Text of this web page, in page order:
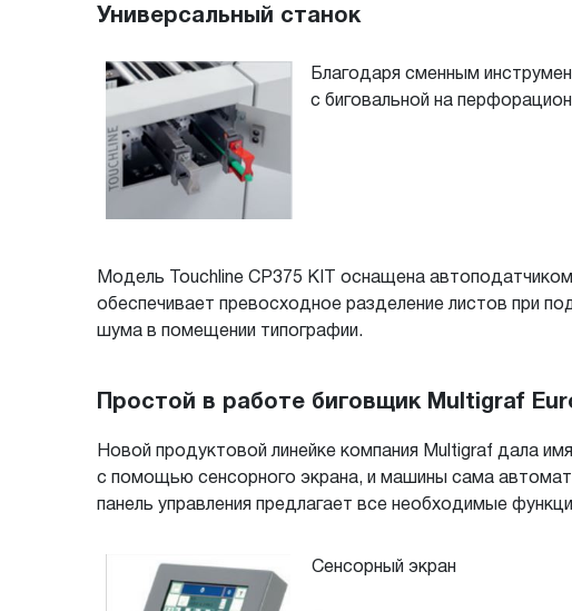
Универсальный станок
Благодаря сменным
с биговальной на
Модель Touchline CP375 KIT оснащена
обеспечивает превосходное разделение листов при
шума в помещении типографии.
Простой в работе биговщик Multigraf
Новой продуктовой линейке компания Multigraf дала
с помощью сенсорного экрана, и машины сама
панель управления предлагает все необходимые
Сенсорный экран